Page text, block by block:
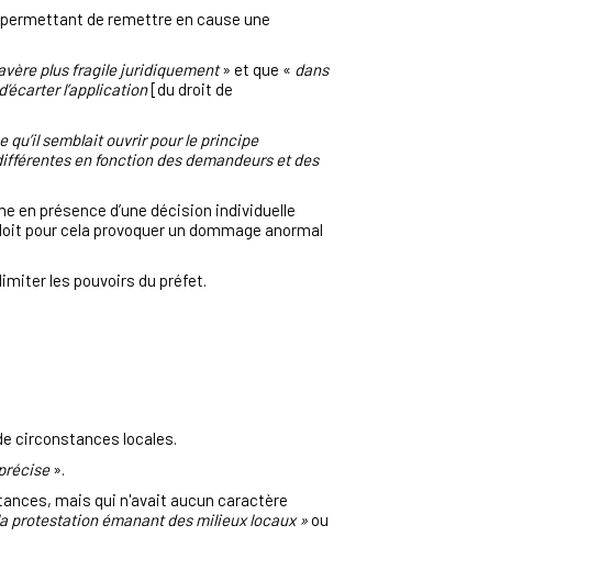
de remettre en cause une
plus fragile juridiquement» et que « dans
l’application[du droit de
qu’il semblait ouvrir pour le principe
en fonction des demandeurs et des
en présence d’une décision individuelle
pour cela provoquer un dommage anormal
les pouvoirs du préfet.
circonstances locales.
».
mais qui n'avait aucun caractère
protestation émanant des milieux locaux »ou